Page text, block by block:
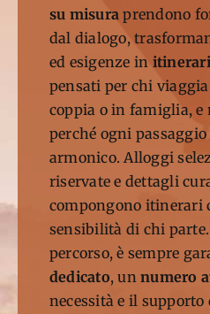
su misura prendono
dal dialogo,
ed esigenze in
pensati per chi
coppia o in famiglia, e
perché ogni passaggio
armonico. Alloggi
riservate e dettagli
compongono itinerari
sensibilità di chi
percorso, è sempre
dedicato, unnumero
necessità e il